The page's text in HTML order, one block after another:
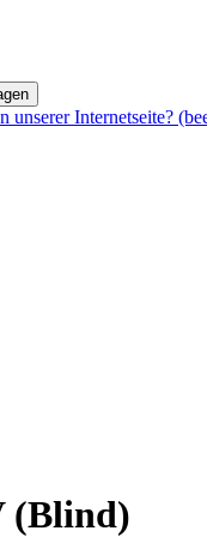
unserer Internetseite?
(Blind)